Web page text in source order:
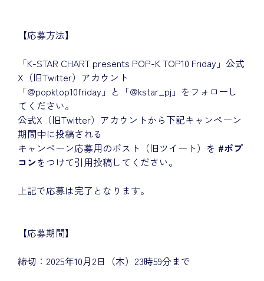
【応募方法】
「K-STAR CHART presents POP-K TOP10 Friday」公式
X（旧Twitter）アカウント
「@popktop10friday」と「@kstar_pj」をフォローし
てください。
公式X（旧Twitter）アカウントから下記キャンペーン
期間中に投稿される
キャンペーン応募用のポスト（旧ツイート）を #ポプ
コンをつけて引用投稿してください。
上記で応募は完了となります。
【応募期間】
締切：2025年10月2日（木）23時59分まで